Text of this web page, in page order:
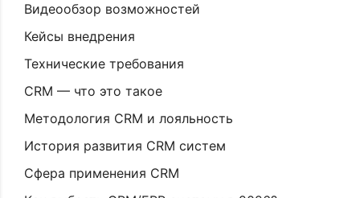
Видеообзор возможностей
Кейсы внедрения
Технические требования
CRM — что это такое
Методология CRM и лояльность
История развития CRM систем
Сфера применения CRM